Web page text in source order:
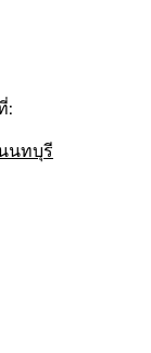
:
นทบุรี